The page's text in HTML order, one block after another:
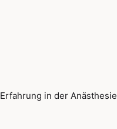
Erfahrung in der Anästhesie